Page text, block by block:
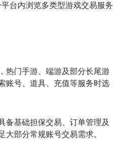
台内浏览多类型游戏交易服务
热门手游、端游及部分长尾游
账号、道具、充值等服务时选
备基础担保交易、订单管理及
大部分常规账号交易需求。